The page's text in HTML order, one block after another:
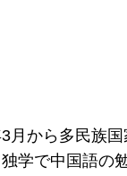
月から多民族
独学で中国語の